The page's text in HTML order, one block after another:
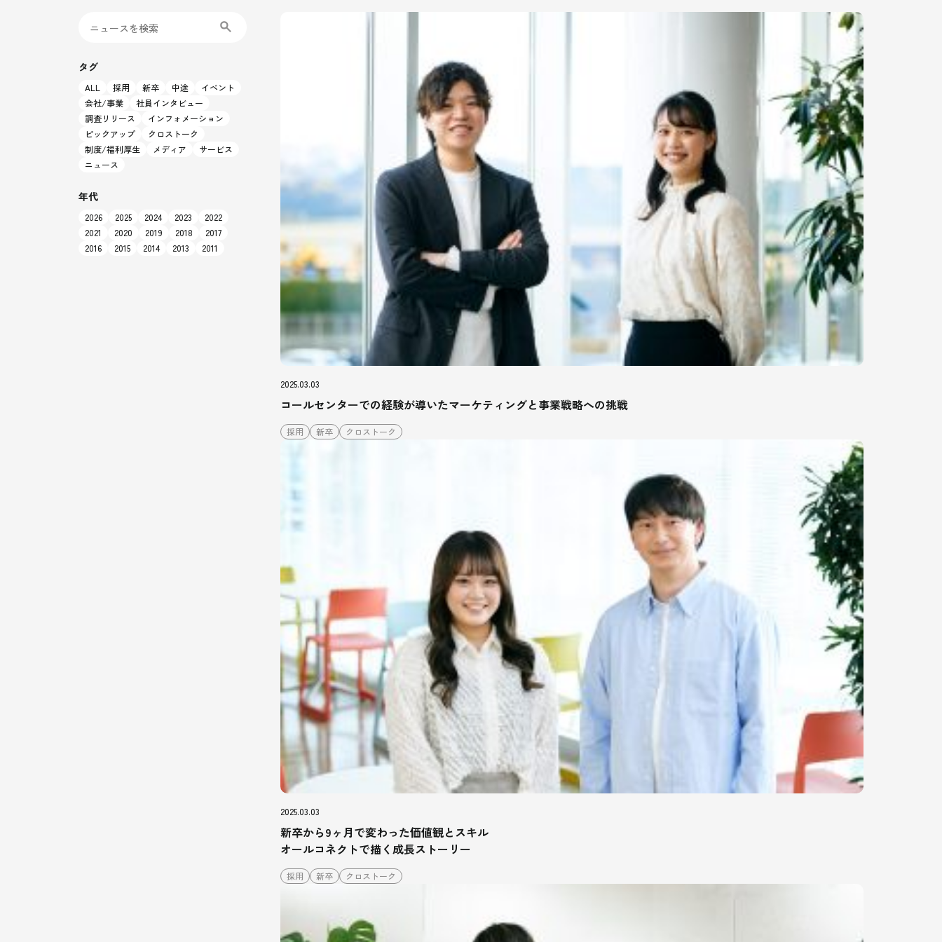
タグ
ALL 採用 新卒 中途
イベント
会社/事業
社員インタビュー
調査リリース
インフォメーション
ピックアップ
クロストーク
制度/福利厚生
メディア
サービス
ニュース
年代
2026 2025 2024 2023
2022
2021
2020 2019 2018
2017
2016
2015 2014 2013 2011
2025.03.03
コールセンターでの経験が導いたマーケティングと事業戦略への挑戦
採用 新卒 クロストーク
2025.03.03
新卒から9ヶ月で変わった価値観とスキル
オールコネクトで描く成長ストーリー
採用 新卒 クロストーク